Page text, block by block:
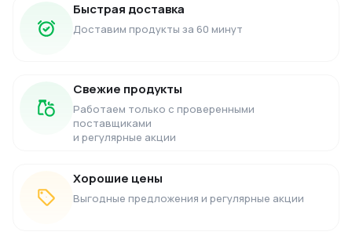
Быстрая доставка
Доставим продукты за 60 минут
Свежие продукты
Работаем только с проверенными
поставщиками
и регулярные акции
Хорошие цены
Выгодные предложения и регулярные акции